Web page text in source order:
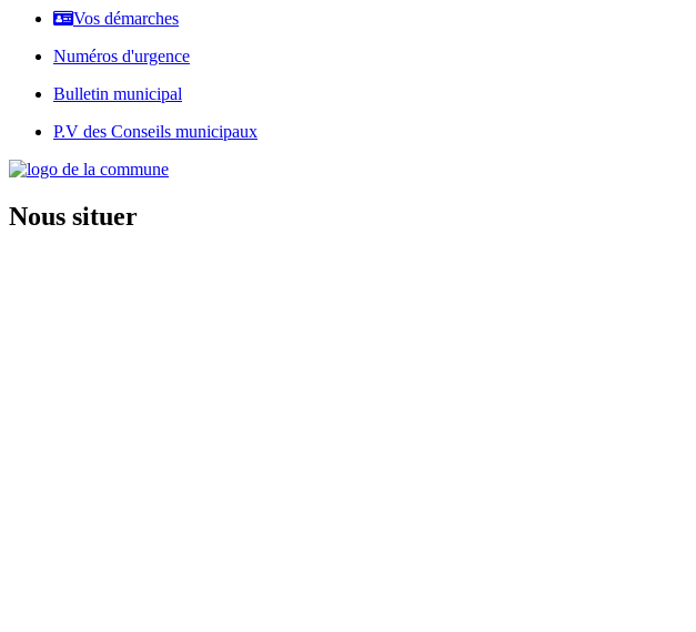
Vos démarches
Numéros d'urgence
Bulletin municipal
P.V des Conseils municipaux
Nous situer